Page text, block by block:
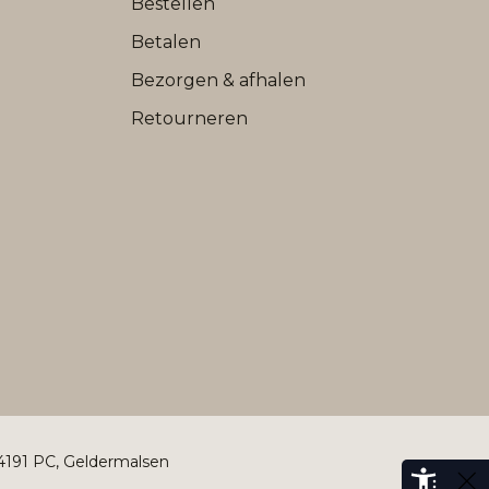
Betalen
Bezorgen & afhalen
Retourneren
PC, Geldermalsen